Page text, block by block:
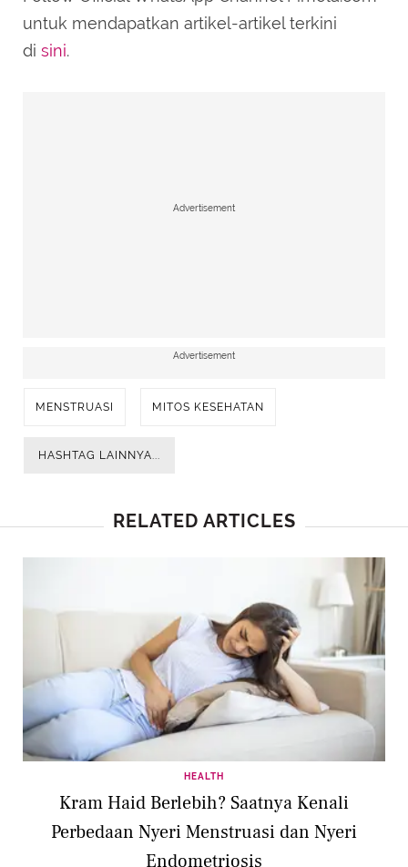
untuk mendapatkan artikel-artikel terkini
di sini.
Advertisement
Advertisement
MENSTRUASI MITOS KESEHATAN
HASHTAG LAINNYA...
RELATED ARTICLES
HEALTH
Kram Haid Berlebih? Saatnya Kenali
Perbedaan Nyeri Menstruasi dan Nyeri
Endometriosis